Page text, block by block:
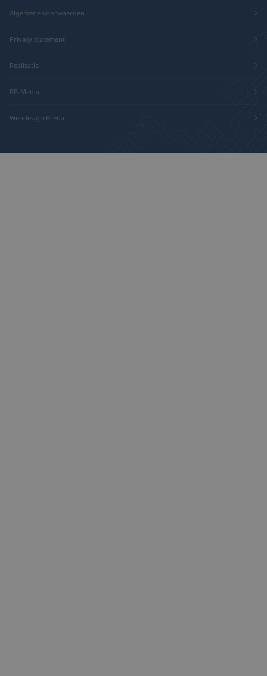
Algemene voorwaarden
Privacy statement
Realisatie
RB-Media
Webdesign Breda